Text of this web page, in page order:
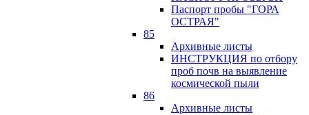
Паспорт пробы "ГОРА
ОСТРАЯ"
85
Архивные листы
ИНСТРУКЦИЯ по отбору
проб почв на выявление
космической пыли
86
Архивные листы